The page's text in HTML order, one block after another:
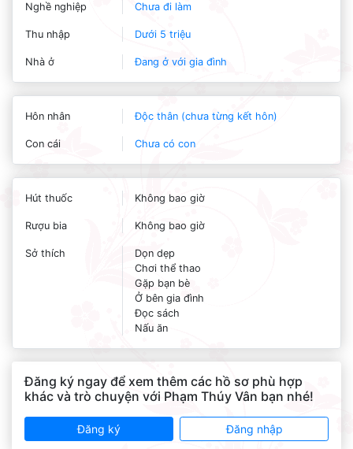
Nghề nghiệp Chưa đi làm
Thu nhập Dưới 5 triệu
Nhà ở Đang ở với gia đình
Hôn nhân Độc thân (chưa từng kết hôn)
Con cái Chưa có con
Hút thuốc Không bao giờ
Rượu bia Không bao giờ
Sở thích
Dọn dẹp
Chơi thể thao
Gặp bạn bè
Ở bên gia đình
Đọc sách
Nấu ăn
Đăng ký ngay để xem thêm các hồ sơ phù hợp
khác và trò chuyện với Phạm Thúy Vân bạn nhé!
Đăng ký Đăng nhập